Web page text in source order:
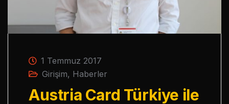
1 Temmuz 2017
Girişim, Haberler
Austria Card Türkiye ile